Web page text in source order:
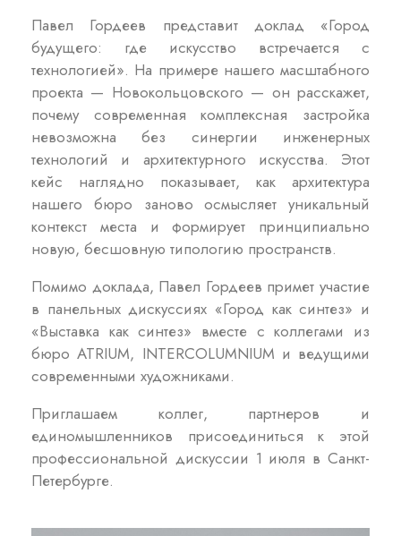
Павел Гордеев представит доклад «Город
будущего: где искусство встречается с
технологией». На примере нашего масштабного
проекта — Новокольцовского — он расскажет,
почему современная комплексная застройка
невозможна без синергии инженерных
технологий и архитектурного искусства. Этот
кейс наглядно показывает, как архитектура
нашего бюро заново осмысляет уникальный
контекст места и формирует принципиально
новую, бесшовную типологию пространств.
Помимо доклада, Павел Гордеев примет участие
в панельных дискуссиях «Город как синтез» и
«Выставка как синтез» вместе с коллегами из
бюро ATRIUM, INTERCOLUMNIUM и ведущими
современными художниками.
Приглашаем коллег, партнеров и
единомышленников присоединиться к этой
профессиональной дискуссии 1 июля в Санкт-
Петербурге.